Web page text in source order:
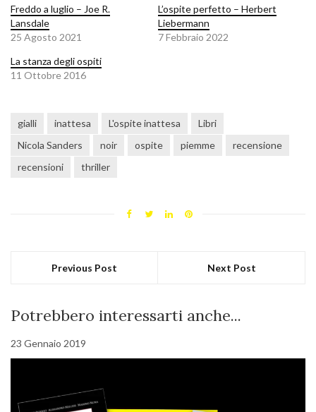
Freddo a luglio – Joe R.
Lansdale
25 Agosto 2021
L’ospite perfetto – Herbert
Liebermann
7 Febbraio 2022
La stanza degli ospiti
11 Ottobre 2016
gialli inattesa L'ospite inattesa
Libri
Nicola Sanders
noir ospite piemme
recensione
recensioni
thriller
Previous Post Next Post
Potrebbero interessarti anche...
23 Gennaio 2019